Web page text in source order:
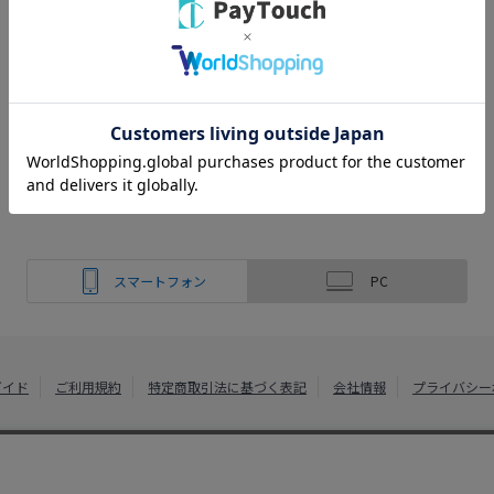
スマートフォン PC
ド ご利用規約 特定商取引法に基づく表記 会社情報 プライバシ
綿半ホームエイド